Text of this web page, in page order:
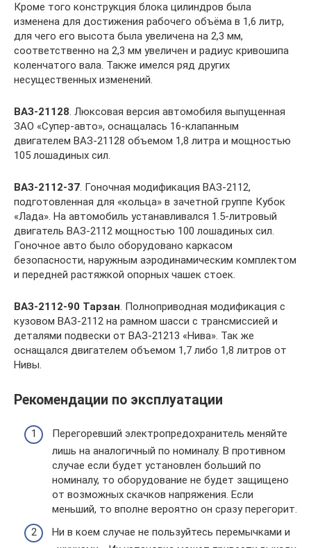
Кроме того конструкция блока цилиндров была
изменена для достижения рабочего объёма в 1,6 литр,
для чего его высота была увеличена на 2,3 мм,
соответственно на 2,3 мм увеличен и радиус кривошипа
коленчатого вала. Также имелся ряд других
несущественных изменений.
ВАЗ-21128. Люксовая версия автомобиля выпущенная
ЗАО «Супер-авто», оснащалась 16-клапанным
двигателем ВАЗ-21128 объемом 1,8 литра и мощностью
105 лошадиных сил.
ВАЗ-2112-37. Гоночная модификация ВАЗ-2112,
подготовленная для «кольца» в зачетной группе Кубок
«Лада». На автомобиль устанавливался 1.5-литровый
двигатель ВАЗ-2112 мощностью 100 лошадиных сил.
Гоночное авто было оборудовано каркасом
безопасности, наружным аэродинамическим комплектом
и передней растяжкой опорных чашек стоек.
ВАЗ-2112-90 Тарзан. Полноприводная модификация с
кузовом ВАЗ-2112 на рамном шасси с трансмиссией и
деталями подвески от ВАЗ-21213 «Нива». Так же
оснащался двигателем объемом 1,7 либо 1,8 литров от
Нивы.
Рекомендации по эксплуатации
Перегоревший электропредохранитель меняйте
лишь на аналогичный по номиналу. В противном
случае если будет установлен больший по
номиналу, то оборудование не будет защищено
от возможных скачков напряжения. Если
меньший, то вполне вероятно он сразу перегорит.
Ни в коем случае не пользуйтесь перемычками и